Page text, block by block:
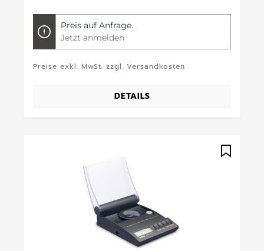
Preis auf Anfrage.
Jetzt anmelden
Preise exkl. MwSt. zzgl. Versandkosten
DETAILS